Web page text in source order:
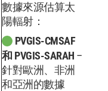
數據來源估算太
陽輻射：
PVGIS-CMSAF
和 PVGIS-SARAH –
針對歐洲、非洲
和亞洲的數據